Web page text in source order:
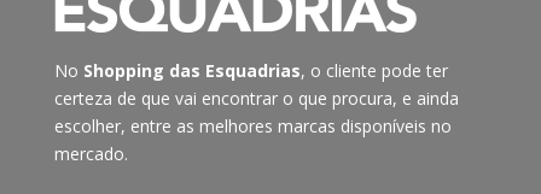
No Shopping das Esquadrias, o cliente pode ter
certeza de que vai encontrar o que procura, e ainda
escolher, entre as melhores marcas disponíveis no
mercado.